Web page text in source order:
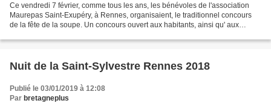
Ce vendredi 7 février, comme tous les ans, les bénévoles de l'association
Maurepas Saint-Exupéry, à Rennes, organisaient, le traditionnel concours
de la fête de la soupe. Un concours ouvert aux habitants, ainsi qu' aux
Nuit de la Saint-Sylvestre Rennes 2018
Publié le 03/01/2019 à 12:08
Par bretagneplus